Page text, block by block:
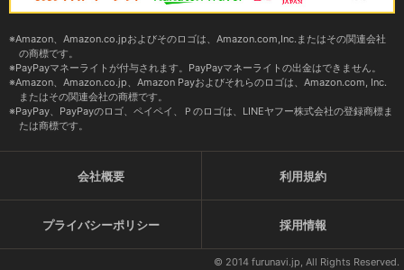
Amazon、Amazon.co.jpおよびそのロゴは、Amazon.com,Inc.またはその関連会社
の商標です。
PayPayマネーライトが付与されます。PayPayマネーライトの出金はできません。
Amazon、Amazon.co.jp、Amazon Payおよびそれらのロゴは、Amazon.com, Inc.
またはその関連会社の商標です。
PayPay、PayPayのロゴ、ペイペイ、Ｐのロゴは、LINEヤフー株式会社の登録商標ま
たは商標です。
会社概要 利用規約
プライバシーポリシー 採用情報
© 2014 furunavi.jp, All Rights Reserved.